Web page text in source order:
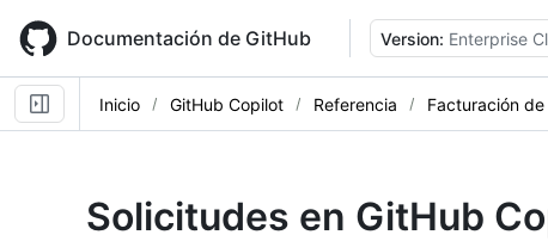
main
content
Documentación de GitHub Version: Enterprise
Inicio GitHub Copilot Referencia Facturación
Solicitudes en GitHub